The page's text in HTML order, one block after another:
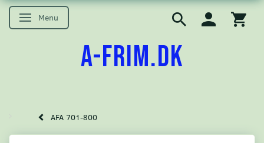
Skifte navigation
Menu
A-FRIM.DK
AFA 701-800